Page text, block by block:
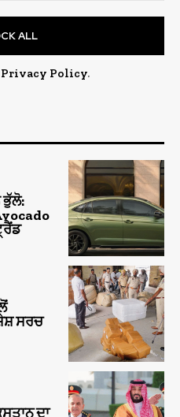
ALL
Privacy Policy.
ਭੁੱਲੋ:
ਸਰਚ
ਦਾ